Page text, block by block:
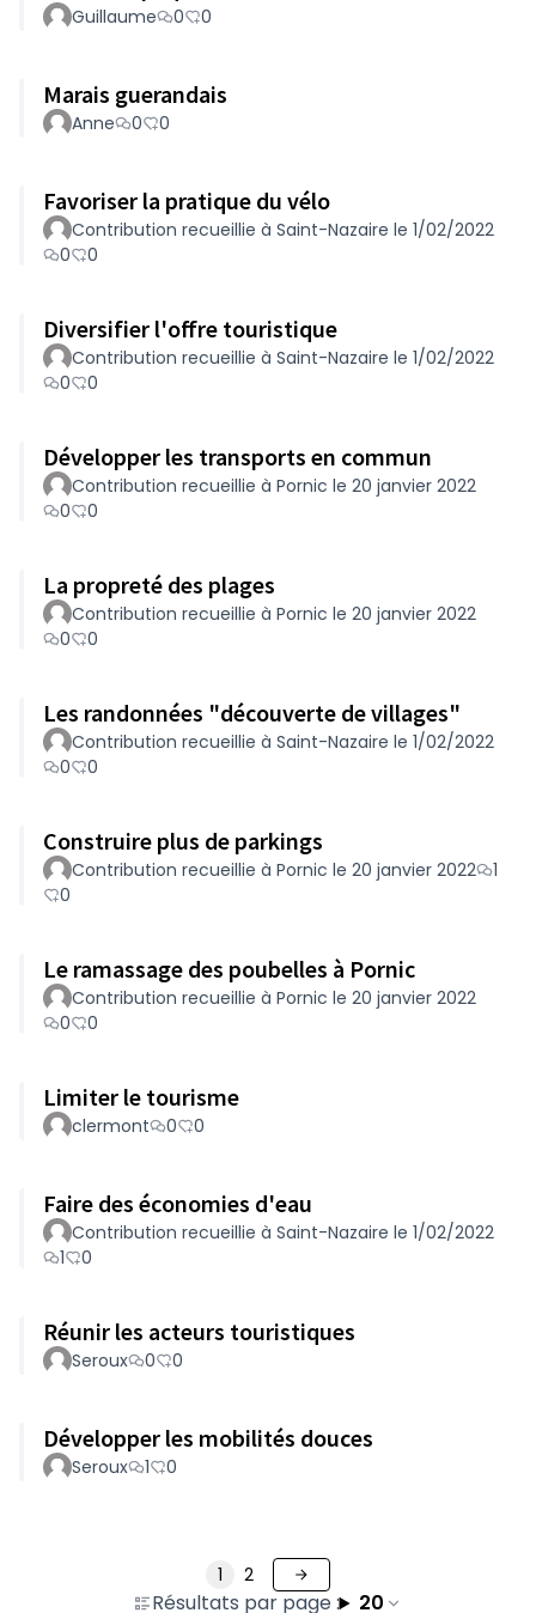
Guillaume 0 0
Marais guerandais
Anne 0 0
Favoriser la pratique du vélo
Contribution recueillie à Saint-Nazaire le 1/02/2022
0
0
Diversifier l'offre touristique
Contribution recueillie à Saint-Nazaire le 1/02/2022
0
0
Développer les transports en commun
Contribution recueillie à Pornic le 20 janvier 2022
0
0
La propreté des plages
Contribution recueillie à Pornic le 20 janvier 2022
0
0
Les randonnées "découverte de villages"
Contribution recueillie à Saint-Nazaire le 1/02/2022
0
0
Construire plus de parkings
Contribution recueillie à Pornic le 20 janvier 2022
1
0
Le ramassage des poubelles à Pornic
Contribution recueillie à Pornic le 20 janvier 2022
0
0
Limiter le tourisme
clermont 0 0
Faire des économies d'eau
Contribution recueillie à Saint-Nazaire le 1/02/2022
1
0
Réunir les acteurs touristiques
Seroux 0 0
Développer les mobilités douces
Seroux 1 0
Résultats par page : 20
1 2